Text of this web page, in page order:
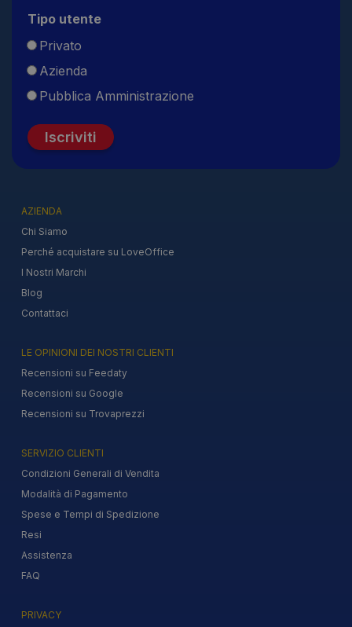
Tipo utente
Privato
Azienda
Pubblica Amministrazione
Iscriviti
AZIENDA
Chi Siamo
Perché acquistare su LoveOffice
I Nostri Marchi
Blog
Contattaci
LE OPINIONI DEI NOSTRI CLIENTI
Recensioni su Feedaty
Recensioni su Google
Recensioni su Trovaprezzi
SERVIZIO CLIENTI
Condizioni Generali di Vendita
Modalità di Pagamento
Spese e Tempi di Spedizione
Resi
Assistenza
FAQ
PRIVACY